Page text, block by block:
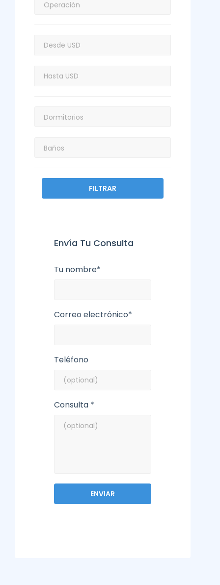
FILTRAR
Envía Tu Consulta
Tu nombre*
Correo electrónico*
Teléfono
Consulta *